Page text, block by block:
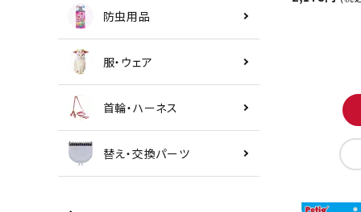
防虫用品
服・ウェア
首輪・ハーネス
替え・交換パーツ